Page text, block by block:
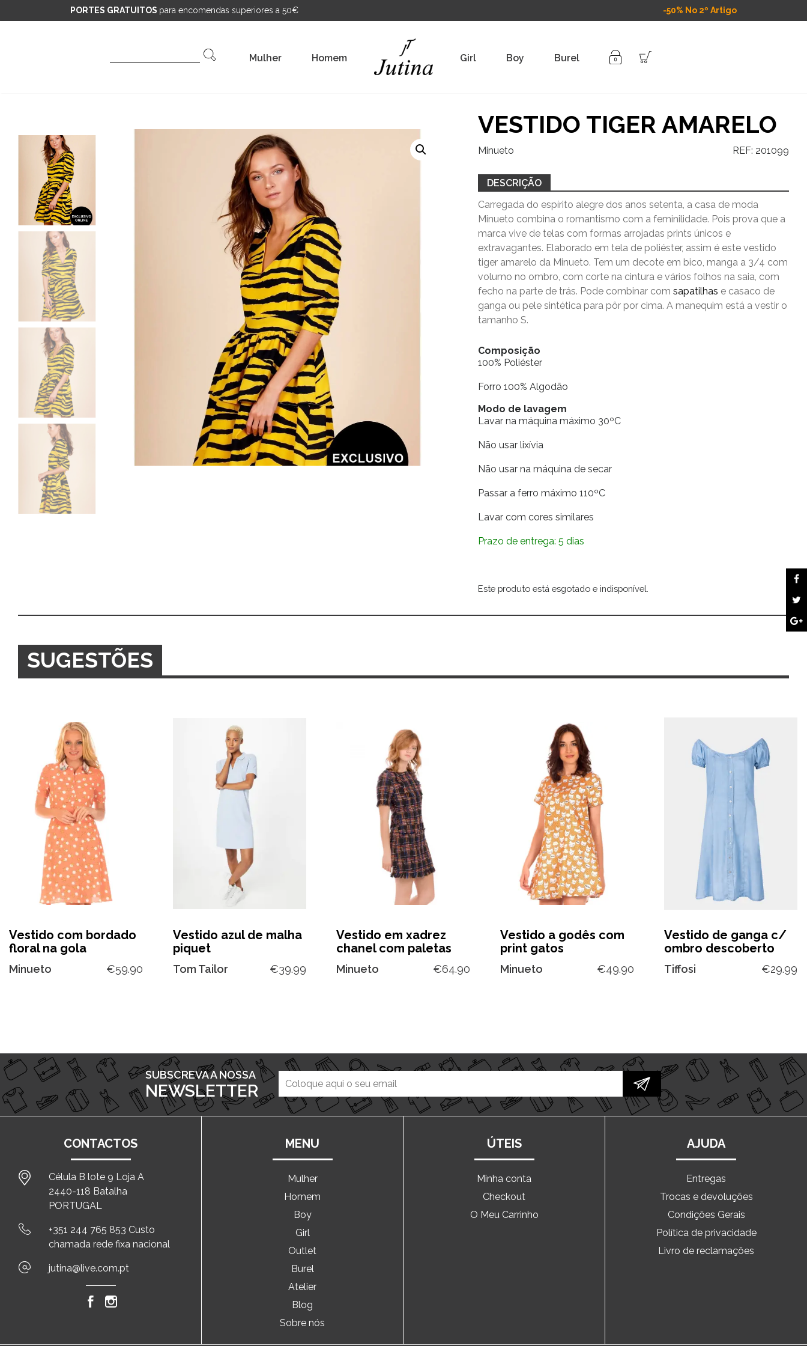
PORTES GRATUITOS para encomendas superiores a 50€ -50% No 2º Artigo
Mulher Homem Girl Boy Burel
VESTIDO TIGER AMARELO
Minueto REF: 201099
DESCRIÇÃO
Carregada do espírito alegre dos anos setenta, a casa de moda
Minueto combina o romantismo com a feminilidade. Pois prova que a
marca vive de telas com formas arrojadas prints únicos e
extravagantes. Elaborado em tela de poliéster, assim é este vestido
tiger amarelo da Minueto. Tem um decote em bico, manga a 3/4 com
volumo no ombro, com corte na cintura e vários folhos na saia, com
fecho na parte de trás. Pode combinar comsapatilhas e casaco de
ganga ou pele sintética para pôr por cima. A manequim está a vestir o
tamanho S.
Composição
100% Poliéster
Forro 100% Algodão
Modo de lavagem
Lavar na máquina máximo 30ºC
Não usar lixívia
Não usar na máquina de secar
Passar a ferro máximo 110ºC
Lavar com cores similares
Prazo de entrega: 5 dias
Este produto está esgotado e indisponível.
Alternative:
SUGESTÕES
Vestido com bordado
floral na gola
Minueto €59.90
Vestido azul de malha
piquet
Tom Tailor €39.99
Vestido em xadrez
chanel com paletas
Minueto €64.90
Vestido a godês com
print gatos
Minueto €49.90
Vestido de ganga c/
ombro descoberto
Tiffosi €29.99
SUBSCREVA A NOSSA
NEWSLETTER
CONTACTOS
Célula B lote 9 Loja A
2440-118 Batalha
PORTUGAL
+351 244 765 853 Custo
chamada rede fixa nacional
jutina@live.com.pt
MENU
Mulher
Homem
Boy
Girl
Outlet
Burel
Atelier
Blog
Sobre nós
ÚTEIS
Minha conta
Checkout
O Meu Carrinho
AJUDA
Entregas
Trocas e devoluções
Condições Gerais
Política de privacidade
Livro de reclamações